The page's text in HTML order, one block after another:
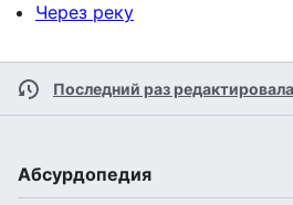
Через реку
Последний раз
Абсурдопедия